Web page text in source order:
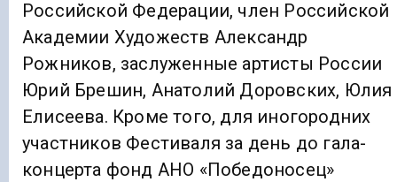
Российской Федерации, член Российской
Академии Художеств Александр
Рожников, заслуженные артисты России
Юрий Брешин, Анатолий Доровских, Юлия
Елисеева. Кроме того, для иногородних
участников Фестиваля за день до гала-
концерта фонд АНО «Победоносец»